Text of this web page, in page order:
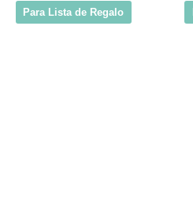
Para Lista de Regalo